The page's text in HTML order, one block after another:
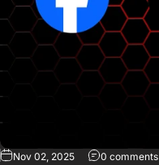
Nov 02, 2025 0 comments